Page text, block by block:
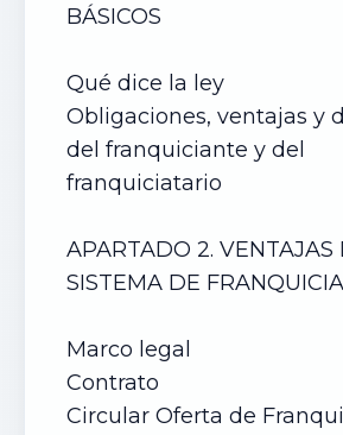
BÁSICOS
Qué dice la ley
Obligaciones, ventajas y
del franquiciante y del
franquiciatario
APARTADO 2. VENTAJAS
SISTEMA DE
Marco legal
Contrato
Circular Oferta de